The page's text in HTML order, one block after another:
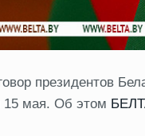
президентов
15 мая. Об этом